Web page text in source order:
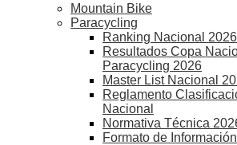
Mountain Bike
Paracycling
Ranking Nacional 2026
Resultados Copa
Paracycling 2026
Master List Nacional
Reglamento
Nacional
Normativa Técnica
Formato de